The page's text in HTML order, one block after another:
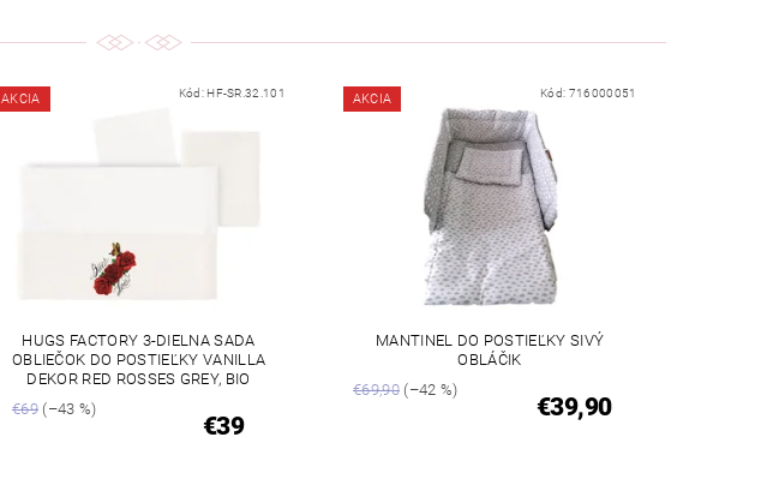
AKCIA Kód: HF-SR.32.101
HUGS FACTORY 3-DIELNA SADA
OBLIEČOK DO POSTIEĽKY VANILLA
DEKOR RED ROSSES GREY, BIO
€69(–43 %)
€39
AKCIA Kód: 716000051
MANTINEL DO POSTIEĽKY SIVÝ
OBLÁČIK
€69,90 (–42 %)
€39,90